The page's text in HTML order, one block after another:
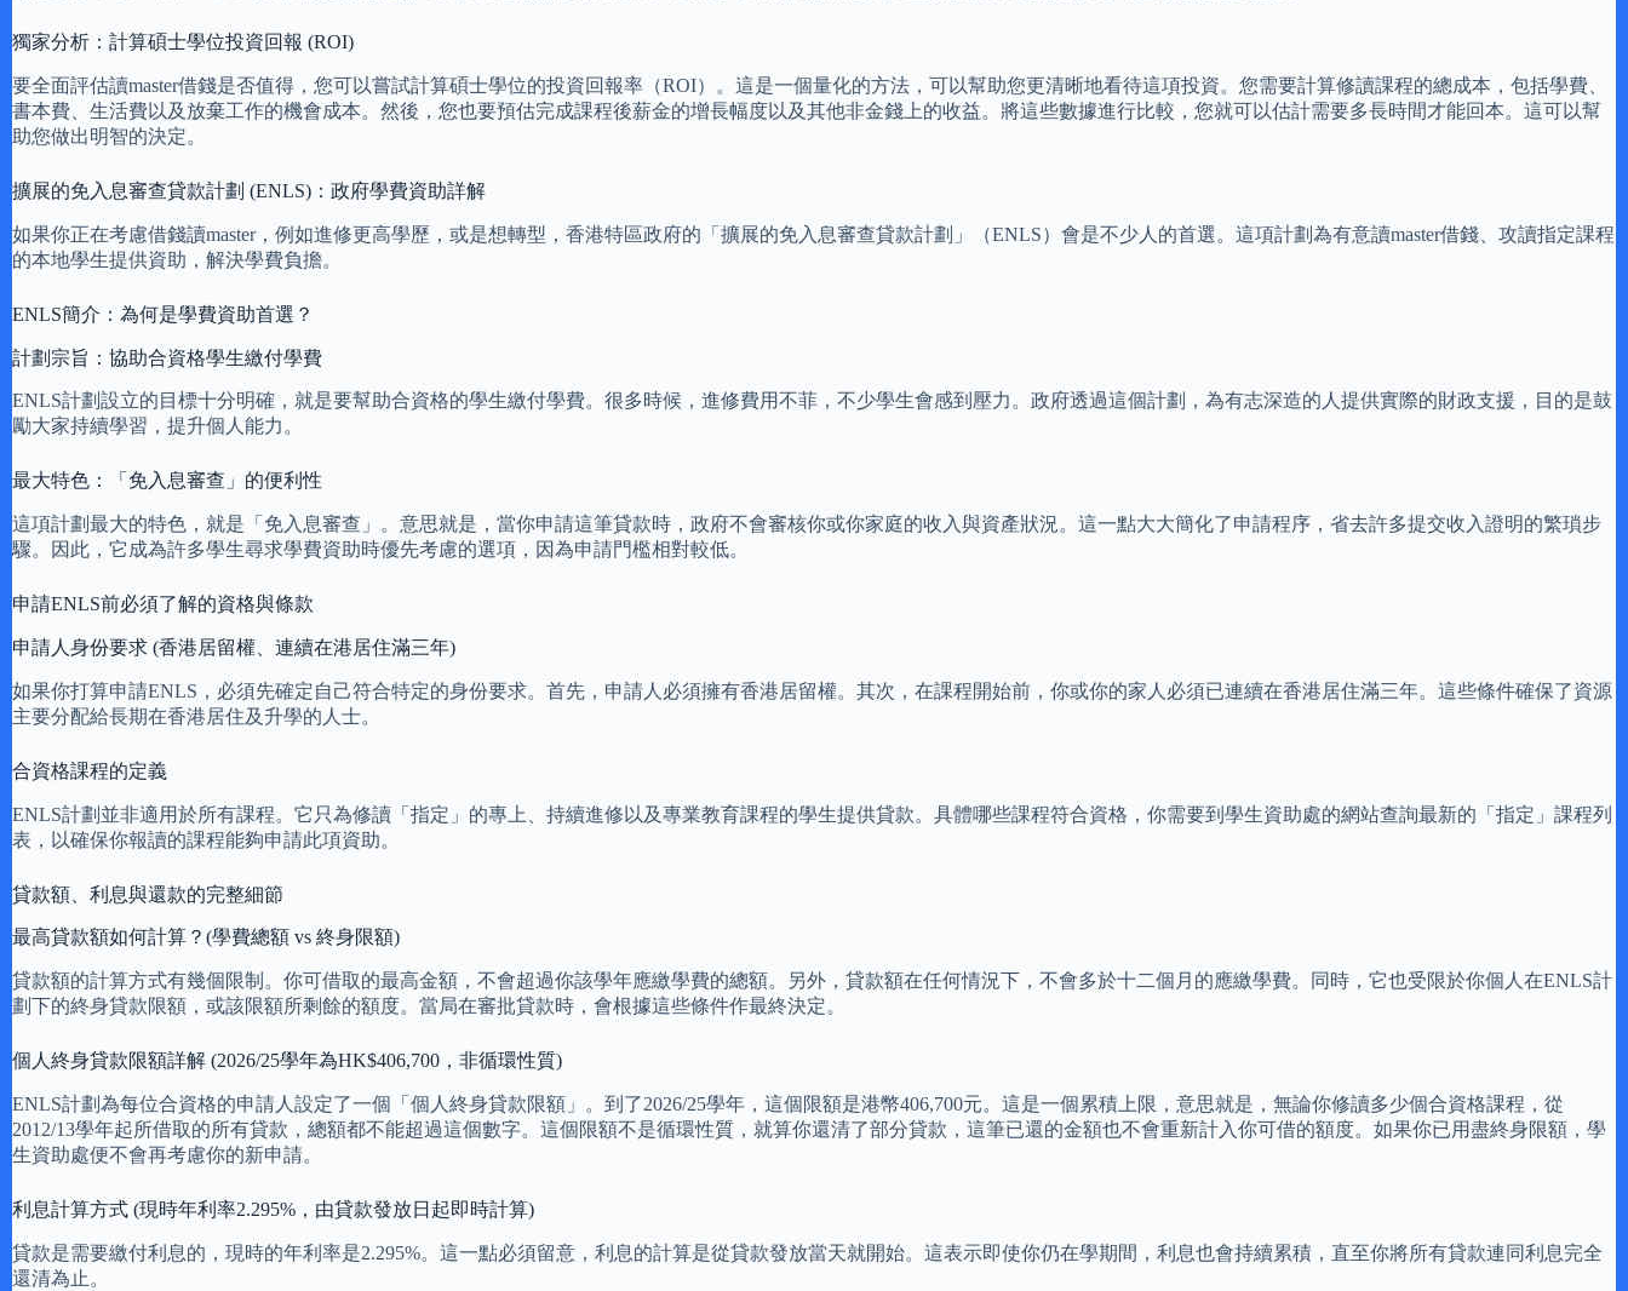
獨家分析：計算碩士學位投資回報 (ROI)
要全面評估讀master借錢是否值得，您可以嘗試計算碩士學位的投資回報率（ROI）。這是一個量化的方法，可以幫助您更清晰地看待這項投資。您需要計算修讀課程的總成本，包括學費、
書本費、生活費以及放棄工作的機會成本。然後，您也要預估完成課程後薪金的增長幅度以及其他非金錢上的收益。將這些數據進行比較，您就可以估計需要多長時間才能回本。這可以幫
助您做出明智的決定。
擴展的免入息審查貸款計劃 (ENLS)：政府學費資助詳解
如果你正在考慮借錢讀master，例如進修更高學歷，或是想轉型，香港特區政府的「擴展的免入息審查貸款計劃」（ENLS）會是不少人的首選。這項計劃為有意讀master借錢、攻讀指定課程
的本地學生提供資助，解決學費負擔。
ENLS簡介：為何是學費資助首選？
計劃宗旨：協助合資格學生繳付學費
ENLS計劃設立的目標十分明確，就是要幫助合資格的學生繳付學費。很多時候，進修費用不菲，不少學生會感到壓力。政府透過這個計劃，為有志深造的人提供實際的財政支援，目的是鼓
勵大家持續學習，提升個人能力。
最大特色：「免入息審查」的便利性
這項計劃最大的特色，就是「免入息審查」。意思就是，當你申請這筆貸款時，政府不會審核你或你家庭的收入與資產狀況。這一點大大簡化了申請程序，省去許多提交收入證明的繁瑣步
驟。因此，它成為許多學生尋求學費資助時優先考慮的選項，因為申請門檻相對較低。
申請ENLS前必須了解的資格與條款
申請人身份要求 (香港居留權、連續在港居住滿三年)
如果你打算申請ENLS，必須先確定自己符合特定的身份要求。首先，申請人必須擁有香港居留權。其次，在課程開始前，你或你的家人必須已連續在香港居住滿三年。這些條件確保了資源
主要分配給長期在香港居住及升學的人士。
合資格課程的定義
ENLS計劃並非適用於所有課程。它只為修讀「指定」的專上、持續進修以及專業教育課程的學生提供貸款。具體哪些課程符合資格，你需要到學生資助處的網站查詢最新的「指定」課程列
表，以確保你報讀的課程能夠申請此項資助。
貸款額、利息與還款的完整細節
最高貸款額如何計算？(學費總額 vs 終身限額)
貸款額的計算方式有幾個限制。你可借取的最高金額，不會超過你該學年應繳學費的總額。另外，貸款額在任何情況下，不會多於十二個月的應繳學費。同時，它也受限於你個人在ENLS計
劃下的終身貸款限額，或該限額所剩餘的額度。當局在審批貸款時，會根據這些條件作最終決定。
個人終身貸款限額詳解 (2026/25學年為HK$406,700，非循環性質)
ENLS計劃為每位合資格的申請人設定了一個「個人終身貸款限額」。到了2026/25學年，這個限額是港幣406,700元。這是一個累積上限，意思就是，無論你修讀多少個合資格課程，從
2012/13學年起所借取的所有貸款，總額都不能超過這個數字。這個限額不是循環性質，就算你還清了部分貸款，這筆已還的金額也不會重新計入你可借的額度。如果你已用盡終身限額，學
生資助處便不會再考慮你的新申請。
利息計算方式 (現時年利率2.295%，由貸款發放日起即時計算)
貸款是需要繳付利息的，現時的年利率是2.295%。這一點必須留意，利息的計算是從貸款發放當天就開始。這表示即使你仍在學期間，利息也會持續累積，直至你將所有貸款連同利息完全
還清為止。